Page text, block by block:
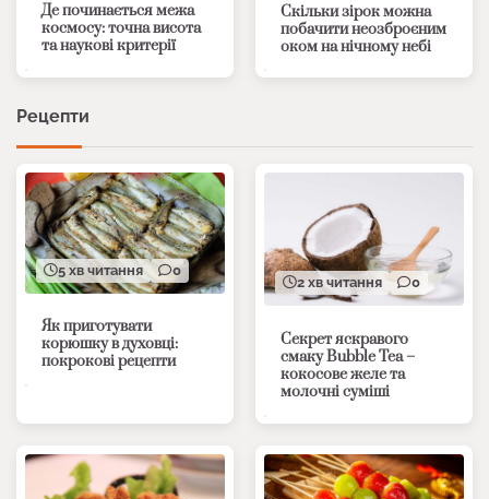
Де починається межа
космосу: точна висота
та наукові критерії
Скільки зірок можна
побачити неозброєним
оком на нічному небі
Рецепти
5 хв читання 0
Як приготувати
корюшку в духовці:
покрокові рецепти
2 хв читання 0
Секрет яскравого
смаку Bubble Tea –
кокосове желе та
молочні суміші